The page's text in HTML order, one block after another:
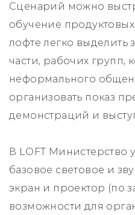
Сценарий можно
обучение
лофте легко выделить
части, рабочих групп,
неформального
организовать показ
демонстраций и
В LOFT Министерство
базовое световое и
экран и проектор (по
возможности для